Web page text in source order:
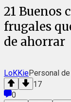
21 Buenos
frugales
de ahorrar
LoKKiePersonal
17
0